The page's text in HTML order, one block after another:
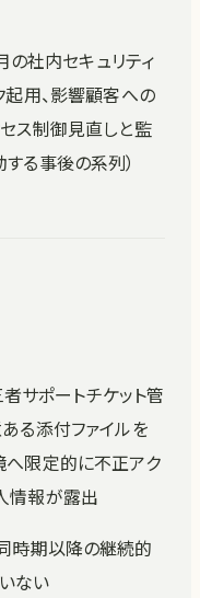
社内セキュリティ
起用、影響顧客への
ス制御見直しと監
る事後の系列）
ポートチケット管
る添付ファイルを
へ限定的に不正アク
情報が露出
期以降の継続的
ない